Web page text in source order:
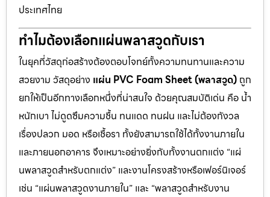
ประเทศไทย
ทำไมต้องเลือกแผ่นพลาสวูดกับเรา
ในยุคที่วัสดุก่อสร้างต้องตอบโจทย์ทั้งความทนทานและความ
สวยงาม วัสดุอย่าง แผ่น PVC Foam Sheet (พลาสวูด) ถูก
ยกให้เป็นอีกทางเลือกหนึ่งที่น่าสนใจ ด้วยคุณสมบัติเด่น คือ น้ำ
หนักเบา ไม่ดูดซึมความชื้น ทนแดด ทนฝน และไม่ต้องกังวล
เรื่องปลวก มอด หรือเชื้อรา ทั้งยังสามารถใช้ได้ทั้งงานภายใน
และภายนอกอาคาร จึงเหมาะอย่างยิ่งกับทั้งงานตกแต่ง “แผ่
นพลาสวูดสำหรับตกแต่ง” และงานโครงสร้างหรือเฟอร์นิเจอร์
เช่น “แผ่นพลาสวูดงานภายใน” และ “พลาสวูดสำหรับงาน